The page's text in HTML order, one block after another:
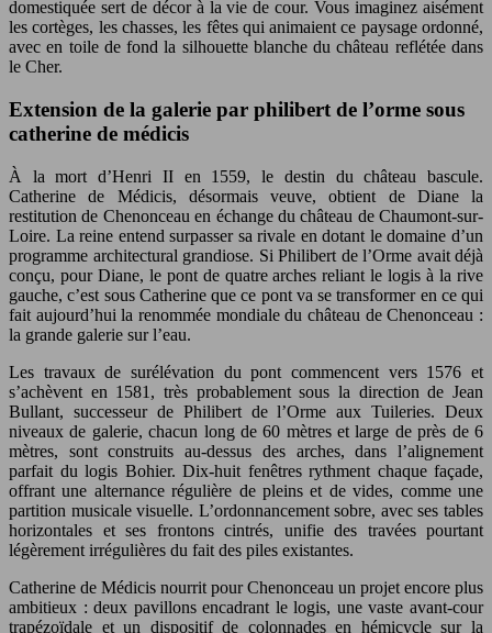
domestiquée sert de décor à la vie de cour. Vous imaginez aisément
les cortèges, les chasses, les fêtes qui animaient ce paysage ordonné,
avec en toile de fond la silhouette blanche du château reflétée dans
le Cher.
Extension de la galerie par philibert de l’orme sous
catherine de médicis
À la mort d’Henri II en 1559, le destin du château bascule.
Catherine de Médicis, désormais veuve, obtient de Diane la
restitution de Chenonceau en échange du château de Chaumont-sur-
Loire. La reine entend surpasser sa rivale en dotant le domaine d’un
programme architectural grandiose. Si Philibert de l’Orme avait déjà
conçu, pour Diane, le pont de quatre arches reliant le logis à la rive
gauche, c’est sous Catherine que ce pont va se transformer en ce qui
fait aujourd’hui la renommée mondiale du château de Chenonceau :
la grande galerie sur l’eau.
Les travaux de surélévation du pont commencent vers 1576 et
s’achèvent en 1581, très probablement sous la direction de Jean
Bullant, successeur de Philibert de l’Orme aux Tuileries. Deux
niveaux de galerie, chacun long de 60 mètres et large de près de 6
mètres, sont construits au-dessus des arches, dans l’alignement
parfait du logis Bohier. Dix-huit fenêtres rythment chaque façade,
offrant une alternance régulière de pleins et de vides, comme une
partition musicale visuelle. L’ordonnancement sobre, avec ses tables
horizontales et ses frontons cintrés, unifie des travées pourtant
légèrement irrégulières du fait des piles existantes.
Catherine de Médicis nourrit pour Chenonceau un projet encore plus
ambitieux : deux pavillons encadrant le logis, une vaste avant-cour
trapézoïdale et un dispositif de colonnades en hémicycle sur la